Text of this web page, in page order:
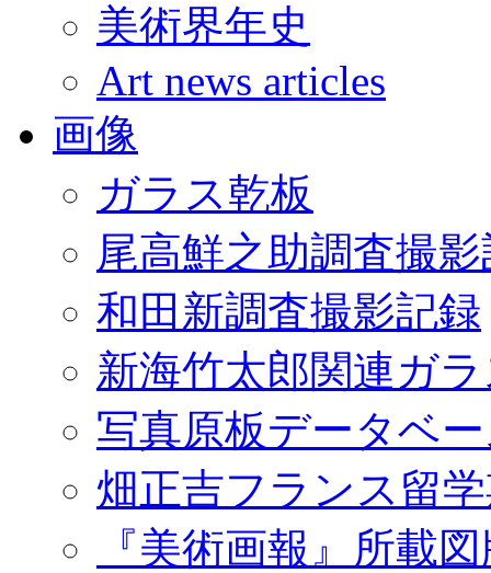
美術界年史
Art news articles
画像
ガラス乾板
尾高鮮之助調査撮
和田新調査撮影記録
新海竹太郎関連ガ
写真原板データベ
畑正吉フランス留
『美術画報』所載